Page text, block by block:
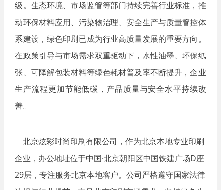
级。生态环境、市场监管等部门持续完善行业标准，推
动环保材料应用、污染物治理、安全生产与质量管控体
系建设，绿色印刷已成为行业高质量发展的重要方向。
在政策引导与市场需求双重驱动下，水性油墨、环保纸
张、可降解包装材料等绿色耗材普及率不断提升，企业
生产流程更加节能低碳，产品质量与安全水平持续改
善。
北京炫彩时尚印刷有限公司，作为北京本地专业印刷
企业，办公地址位于中国·北京朝阳区中国铁建广场D座
29层，专注服务北京本地客户。公司严格遵守国家法律